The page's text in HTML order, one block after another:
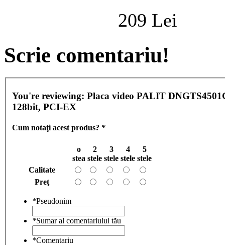
209 Lei
Scrie comentariu!
You're reviewing: Placa video PALIT
128bit, PCI-EX
Cum notaţi acest produs? *
o
stea
2
stele
3
stele
4
stele
5
stele
Calitate
Preţ
*Pseudonim
*Sumar al comentariului tău
*Comentariu